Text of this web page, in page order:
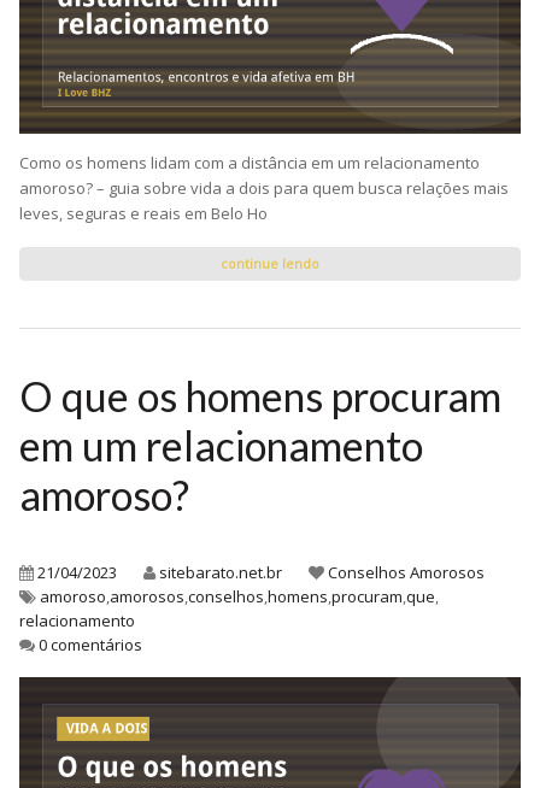
Como os homens lidam com a distância em um relacionamento
amoroso? – guia sobre vida a dois para quem busca relações mais
leves, seguras e reais em Belo Ho
continue lendo
O que os homens procuram
em um relacionamento
amoroso?
21/04/2023 sitebarato.net.br
Conselhos Amorosos
amoroso,amorosos,conselhos,homens,procuram,que,
relacionamento
0 comentários